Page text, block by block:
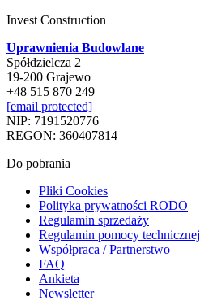
Invest Construction
Uprawnienia Budowlane
Spółdzielcza 2
19-200 Grajewo
+48 515 870 249
[email protected]
NIP: 7191520776
REGON: 360407814
Do pobrania
Pliki Cookies
Polityka prywatności RODO
Regulamin sprzedaży
Regulamin pomocy technicznej
Współpraca / Partnerstwo
FAQ
Ankieta
Newsletter